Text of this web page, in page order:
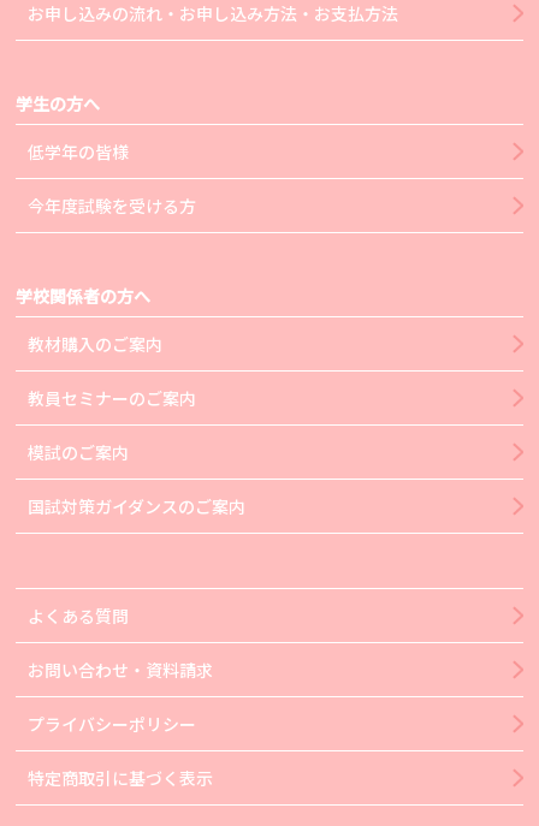
お申し込みの流れ・お申し込み方法・お支払方法
学生の方へ
低学年の皆様
今年度試験を受ける方
学校関係者の方へ
教材購入のご案内
教員セミナーのご案内
模試のご案内
国試対策ガイダンスのご案内
よくある質問
お問い合わせ・資料請求
プライバシーポリシー
特定商取引に基づく表示